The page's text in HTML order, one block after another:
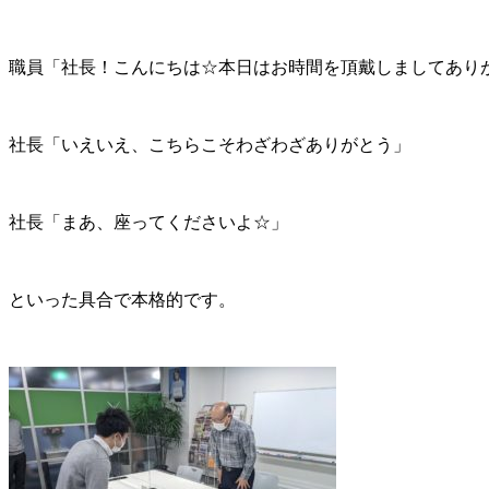
職員「社長！こんにちは☆本日はお時間を頂戴しましてあり
社長「いえいえ、こちらこそわざわざありがとう」
社長「まあ、座ってくださいよ☆」
といった具合で本格的です。